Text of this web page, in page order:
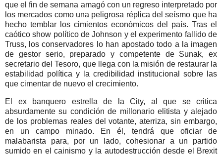
que el fin de semana amagó con un regreso interpretado por
los mercados como una peligrosa réplica del seísmo que ha
hecho temblar los cimientos económicos del país. Tras el
caótico show político de Johnson y el experimento fallido de
Truss, los conservadores lo han apostado todo a la imagen
de gestor serio, preparado y competente de Sunak, ex
secretario del Tesoro, que llega con la misión de restaurar la
estabilidad política y la credibilidad institucional sobre las
que cimentar de nuevo el crecimiento.
El ex banquero estrella de la City, al que se critica
absurdamente su condición de millonario elitista y alejado
de los problemas reales del votante, aterriza, sin embargo,
en un campo minado. En él, tendrá que oficiar de
malabarista para, por un lado, cohesionar a un partido
sumido en el cainismo y la autodestrucción desde el Brexit